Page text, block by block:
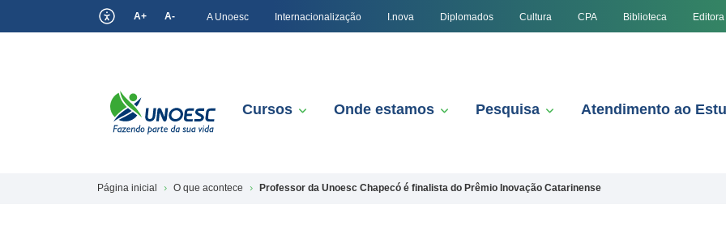
A+ A- A Unoesc Internacionalização I.nova Diplomados Cultura CPA Biblioteca Editora
Cursos Onde estamos Pesquisa Atendimento ao
Página inicial O que acontece Professor da Unoesc Chapecó é finalista do Prêmio Inovação Catarinense